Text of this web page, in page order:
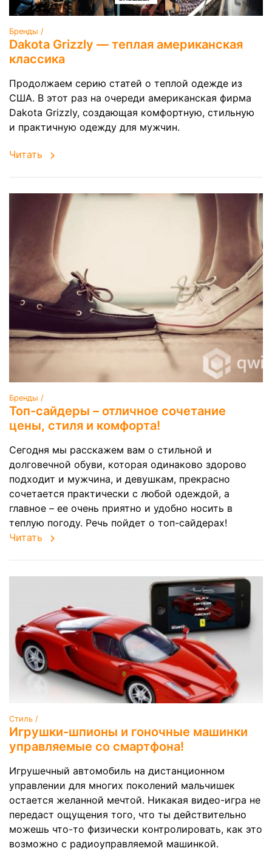
Бренды /
Dakota Grizzly — теплая американская
классика
Продолжаем серию статей о теплой одежде из
США. В этот раз на очереди американская фирма
Dakota Grizzly, создающая комфортную, стильную
и практичную одежду для мужчин.
Читать
Бренды /
Топ-сайдеры – отличное сочетание
цены, стиля и комфорта!
Сегодня мы расскажем вам о стильной и
долговечной обуви, которая одинаково здорово
подходит и мужчина, и девушкам, прекрасно
сочетается практически с любой одеждой, а
главное – ее очень приятно и удобно носить в
теплую погоду. Речь пойдет о топ-сайдерах!
Читать
Стиль /
Игрушки-шпионы и гоночные машинки
управляемые со смартфона!
Игрушечный автомобиль на дистанционном
управлении для многих поколений мальчишек
остается желанной мечтой. Никакая видео-игра не
передаст ощущения того, что ты действительно
можешь что-то физически контролировать, как это
возможно с радиоуправляемой машинкой.